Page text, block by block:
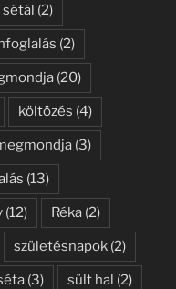
sétál (2)
(2)
(20)
költözés (4)
(3)
(13)
(12) Réka (2)
születésnapok (2)
(3) sült hal (2)